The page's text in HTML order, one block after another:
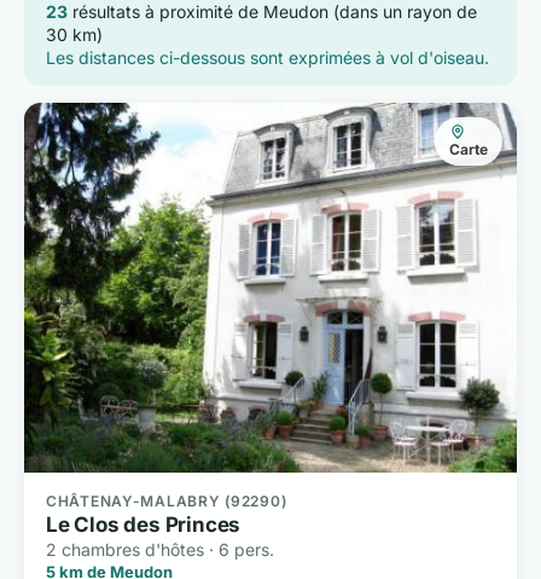
23 résultats à proximité de Meudon (dans un rayon de
30 km)
Les distances ci-dessous sont exprimées à vol d'oiseau.
Carte
CHÂTENAY-MALABRY (92290)
Le Clos des Princes
2 chambres d'hôtes · 6 pers.
5 km de Meudon